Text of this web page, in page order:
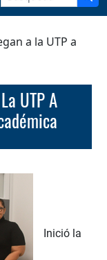
a la UTP a
Inició la